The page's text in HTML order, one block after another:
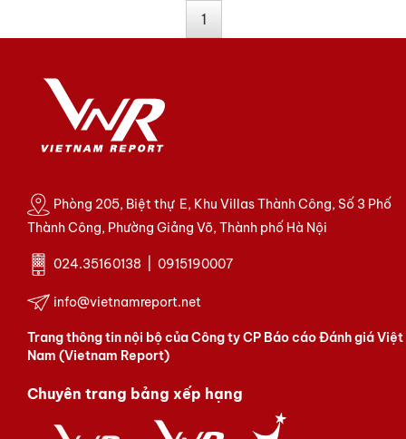
1
Phòng 205, Biệt thự E, Khu Villas Thành Công, Số 3 Phố
Thành Công, Phường Giảng Võ, Thành phố Hà Nội
024.35160138 | 0915190007
info@vietnamreport.net
Trang thông tin nội bộ của Công ty CP Báo cáo Đánh giá Việt
Nam (Vietnam Report)
Chuyên trang bảng xếp hạng